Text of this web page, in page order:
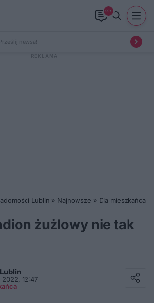
99+
Prześlij newsa!
Lublin » Najnowsze » Dla mieszkańca
żużlowy nie tak
Lublin
2022, 12:47